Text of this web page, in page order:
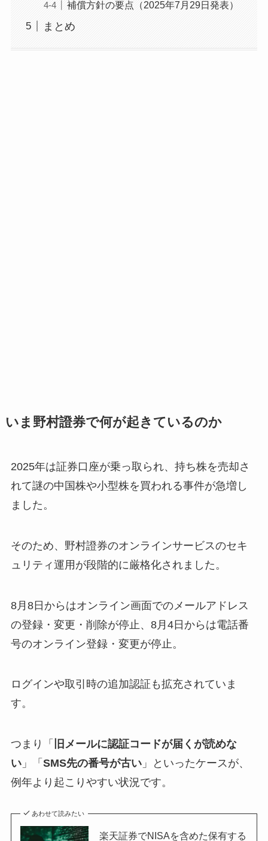
補償方針の要点（2025年7月29日発表）
まとめ
いま野村證券で何が起きているのか
2025年は証券口座が乗っ取られ、持ち株を売却さ
れて謎の中国株や小型株を買われる事件が急増し
ました。
そのため、野村證券のオンラインサービスのセキ
ュリティ運用が段階的に厳格化されました。
8月8日からはオンライン画面でのメールアドレス
の登録・変更・削除が停止、8月4日からは電話番
号のオンライン登録・変更が停止。
ログインや取引時の追加認証も拡充されていま
す。
つまり「
旧メールに認証コードが届くが読めな
い」「 SMS先の番号が古い」といったケースが、
例年より起こりやすい状況です。
あわせて読みたい
楽天証券でNISAを含めた保有する